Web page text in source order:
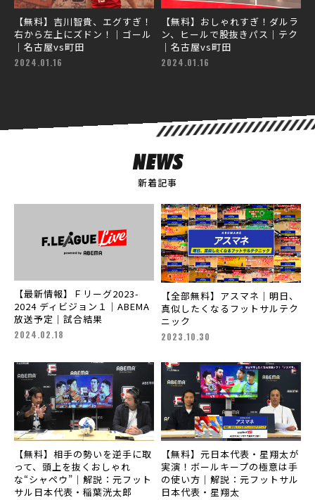
【無料】吉川智貴、エグすぎ！
右から左上にズドン！｜ゴール
｜名古屋vs町田
2024.01.16
【無料】おしゃれすぎ！ダルラ
ン、ヒールで股抜きパス｜テク
｜名古屋vs町田
2024.01.16
NEWS
新着記事
【最新情報】Ｆリーグ2023-
2024 ディビジョン１｜ABEMA
放送予定｜試合結果
2024.02.18
【全部無料】アスマネ｜明日、
真似したくなるフットサルテク
ニック
2023.10.30
【無料】相手の勢いを逆手に取
って、頭上を抜くおしゃれ
な“シャペウ”｜解説：元フット
サル日本代表・稲葉洸太郎
【無料】元日本代表・星翔太が
実演！ボールキープの極意は手
の使い方｜解説：元フットサル
日本代表・星翔太